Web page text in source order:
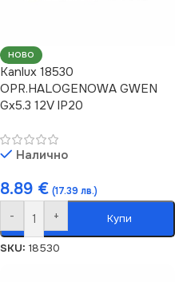
НОВО
Kanlux 18530
OPR.HALOGENOWA GWEN
Gx5.3 12V IP20
Налично
8.89 € (17.39 лв.)
- + Купи
SKU: 18530